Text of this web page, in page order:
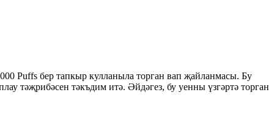
Puffs бер тапкыр кулланыла торган вап җайланмасы. Бу
тәҗрибәсен тәкъдим итә. Әйдәгез, бу уенны үзгәртә торган